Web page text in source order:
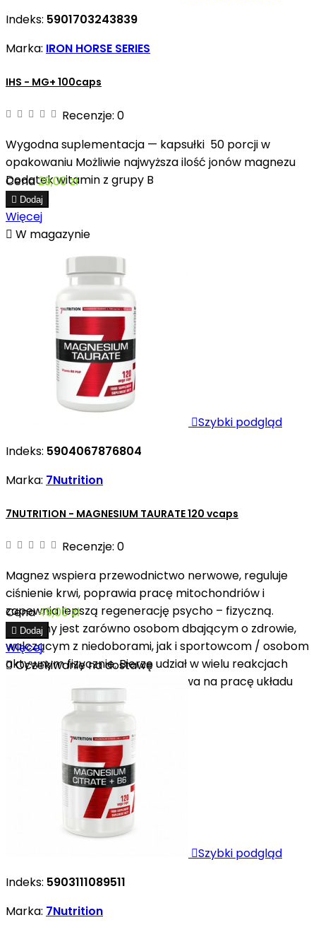
Indeks: 5901703243839
Marka: IRON HORSE SERIES
IHS - MG+ 100caps
Recenzje: 0
Wygodna suplementacja — kapsułki 50 porcji w
opakowaniu Możliwie najwyższa ilość jonów magnezu
Dodatek witamin z grupy B
Cena29,00 zł
 Dodaj
Więcej
 W magazynie
Szybki podgląd
Indeks: 5904067876804
Marka: 7Nutrition
7NUTRITION - MAGNESIUM TAURATE 120 vcaps
Recenzje: 0
Magnez wspiera przewodnictwo nerwowe, reguluje
ciśnienie krwi, poprawia pracę mitochondriów i
zapewnia lepszą regenerację psycho – fizyczną.
Polecany jest zarówno osobom dbającym o zdrowie,
walczącym z niedoborami, jak i sportowcom / osobom
aktywnym fizycznie. Bierze udział w wielu reakcjach
biochemicznych, a do tego wpływa na pracę układu
nerwowego i...
Cena49,00 zł
 Dodaj
Więcej
Oczekiwanie na dostawę
Szybki podgląd
Indeks: 5903111089511
Marka: 7Nutrition